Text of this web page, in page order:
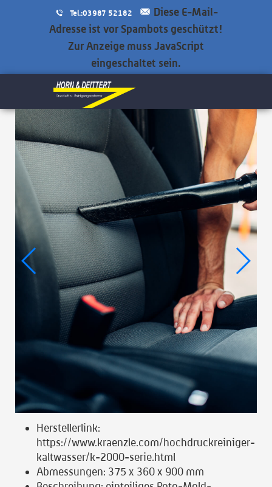
Tel.:03987 52182
Diese E-Mail-
Adresse ist vor Spambots geschützt!
Zur Anzeige muss JavaScript
eingeschaltet sein.
Herstellerlink:
https://www.kraenzle.com/hochdruckreiniger-
kaltwasser/k-2000-serie.html
Abmessungen: 375 x 360 x 900 mm